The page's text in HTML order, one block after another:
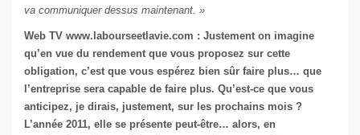
va communiquer dessus maintenant. »
Web TV www.labourseetlavie.com : Justement on imagine
qu’en vue du rendement que vous proposez sur cette
obligation, c’est que vous espérez bien sûr faire plus… que
l’entreprise sera capable de faire plus. Qu’est-ce que vous
anticipez, je dirais, justement, sur les prochains mois ?
L’année 2011, elle se présente peut-être… alors, en